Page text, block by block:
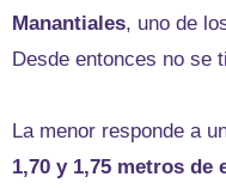
Manantiales, uno de
Desde entonces no se
La menor responde a
1,70 y 1,75 metros de